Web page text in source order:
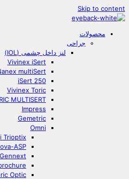
Skip to content
محصولات
جراحی
لنز داخل چشمی (IOL)
Vivinex iSert
multiSert
iSert 250
Vivinex Toric
MULTISERT
Impress
Gemetric
Omni
Trioptix
ASP
Optic